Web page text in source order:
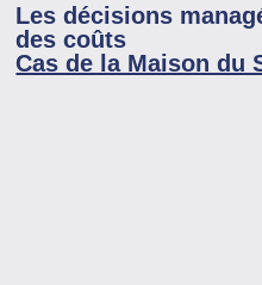
Les décisions
des coûts
Cas de la Maison du